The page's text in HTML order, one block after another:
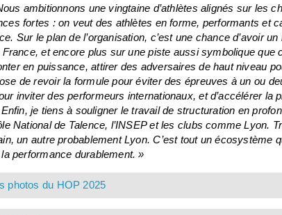
ambitionnons une vingtaine d’athlètes alignés sur les
fortes : on veut des athlètes en forme, performants et
Sur le plan de l’organisation, c’est une chance d’avoir
et encore plus sur une piste aussi symbolique que
en puissance, attirer des adversaires de haut niveau
de revoir la formule pour éviter des épreuves à un ou
inviter des performeurs internationaux, et d’accélérer la
Enfin, je tiens à souligner le travail de structuration en
National de Talence, l’INSEP et les clubs comme Lyon.
un autre probablement Lyon. C’est tout un écosystème
performance durablement. »
photos du HOP 2025